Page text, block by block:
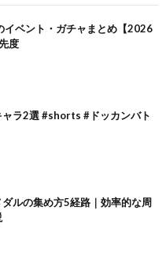
イベント・ガチャまとめ【2026
度
ラ2選 #shorts #ドッカンバト
ルの集め方5経路｜効率的な周